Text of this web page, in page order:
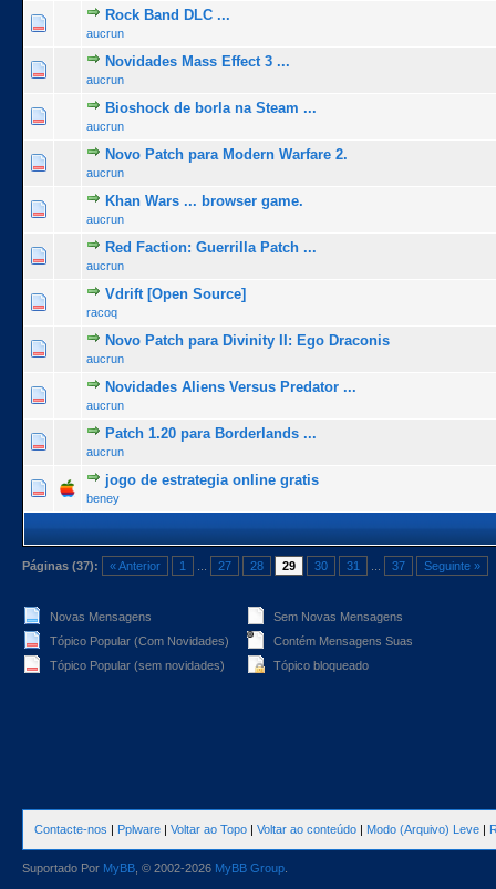
Rock Band DLC ...
aucrun
0 Voto(s) - 0 de 5 na totalidade
Novidades Mass Effect 3 ...
aucrun
0 Voto(s) - 0 de 5 na totalidade
12345
Bioshock de borla na Steam ...
aucrun
0 Voto(s) - 0 de 5 na totalidade
12345
Novo Patch para Modern Warfare 2.
aucrun
0 Voto(s) - 0 de 5 na totalidade
1234 5
Khan Wars ... browser game.
aucrun
0 Voto(s) - 0 de 5 na totalidade
123 45
Red Faction: Guerrilla Patch ...
aucrun
0 Voto(s) - 0 de 5 na totalidade
123 4 5
Vdrift [Open Source]
racoq
0 Voto(s) - 0 de 5 na totalidade
12
Novo Patch para Divinity II: Ego Draconis
aucrun
0 Voto(s) - 0 de 5 na totalidade
12345
Novidades Aliens Versus Predator ...
aucrun
0 Voto(s) - 0 de 5 na totalidade
12345
Patch 1.20 para Borderlands ...
aucrun
0 Voto(s) - 0 de 5 na totalidade
12345
jogo de estrategia online gratis
beney
0 Voto(s) - 0 de 5 na totalidade
12345
Páginas (37): « Anterior 1 27 28 29 30 31 37 Seguinte »
Novas Mensagens
Tópico Popular (Com Novidades)
Tópico Popular (sem novidades)
Sem Novas Mensagens
Contém Mensagens Suas
Tópico bloqueado
Contacte-nos | Pplware | Voltar ao Topo | Voltar ao conteúdo | Modo (Arquivo) Leve |
Suportado Por MyBB , © 2002-2026 MyBB Group